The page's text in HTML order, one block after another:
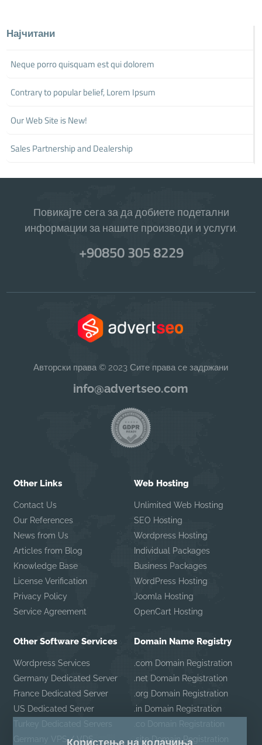
Најчитани
Neque porro quisquam est qui dolorem
Contrary to popular belief, Lorem Ipsum
Our Web Site is New!
Sales Partnership and Dealership
Повикајте сега за да добиете подетални
информации за нашите производи и услуги.
+90850 305 8229
Авторски права © 2023 Сите права се задржани
info@advertseo.com
Other Links
Contact Us
Our References
News from Us
Articles from Blog
Knowledge Base
License Verification
Privacy Policy
Service Agreement
Web Hosting
Unlimited Web Hosting
SEO Hosting
Wordpress Hosting
Individual Packages
Business Packages
WordPress Hosting
Joomla Hosting
OpenCart Hosting
Other Software Services
Wordpress Services
Germany Dedicated Server
France Dedicated Server
US Dedicated Server
Turkey Dedicated Servers
Germany VPS / VDS
Domain Name Registry
.com Domain Registration
.net Domain Registration
.org Domain Registration
.in Domain Registration
.co Domain Registration
.site Domain Registration